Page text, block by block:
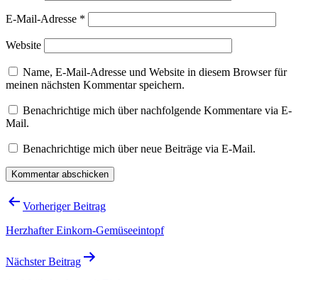
E-Mail-Adresse *
Website
Name, E-Mail-Adresse und Website in diesem Browser für
meinen nächsten Kommentar speichern.
Benachrichtige mich über nachfolgende Kommentare via E-
Mail.
Benachrichtige mich über neue Beiträge via E-Mail.
Beitragsnavigation
Vorheriger Beitrag
Herzhafter Einkorn-Gemüseeintopf
Nächster Beitrag